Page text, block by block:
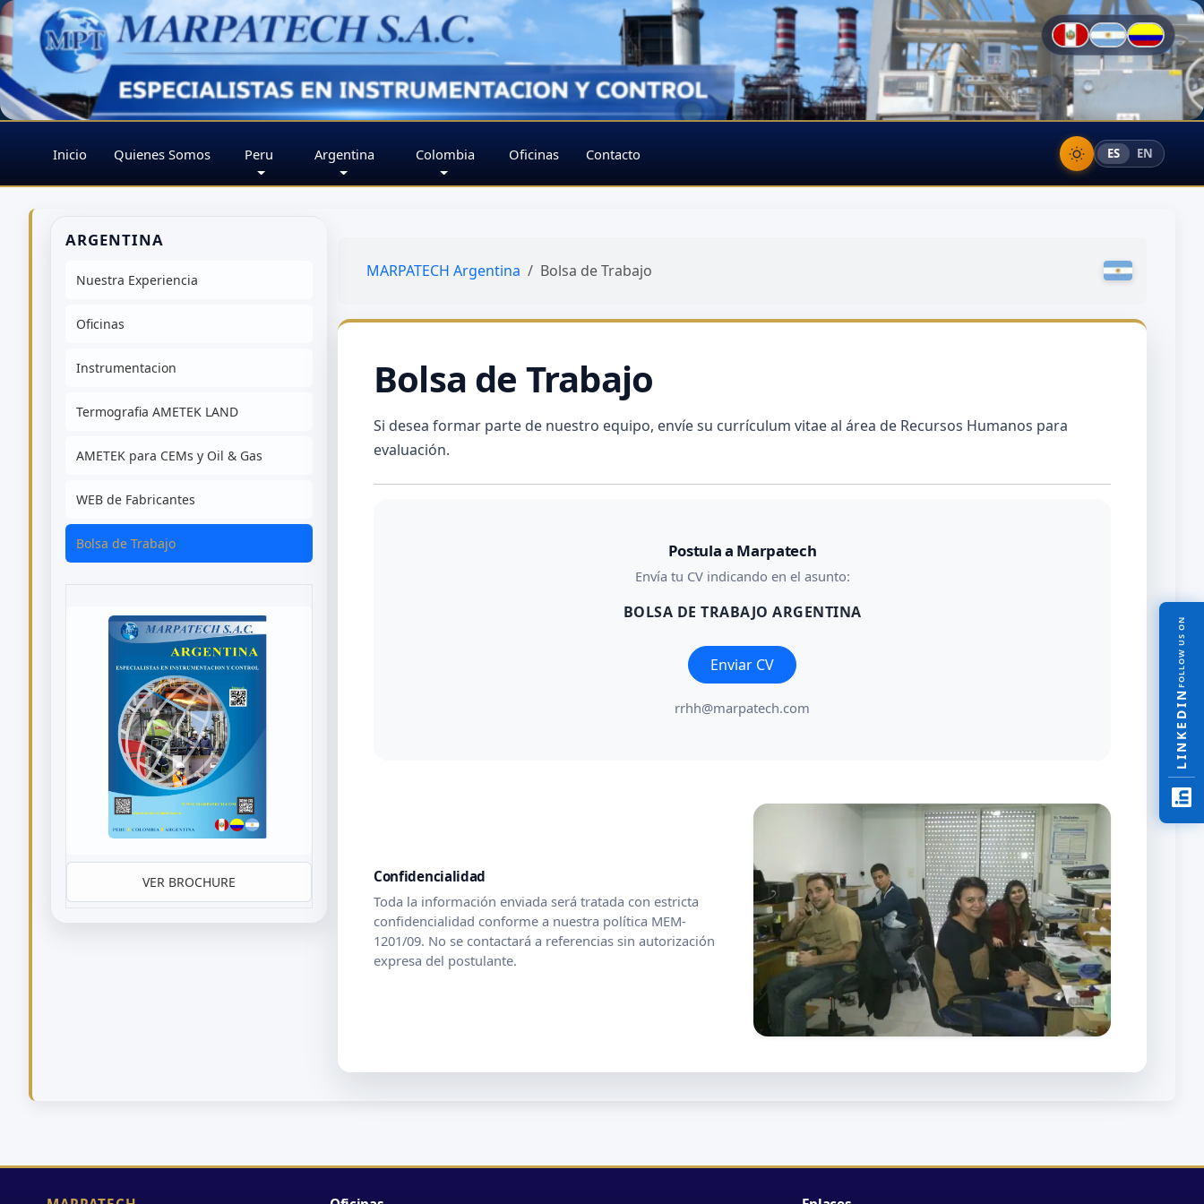
FOLLOW US ON
LINKEDIN
Inicio Quienes Somos Peru Argentina Colombia Oficinas Contacto ES EN
ARGENTINA
Nuestra Experiencia
Oficinas
Instrumentacion
Termografia AMETEK LAND
AMETEK para CEMs y Oil & Gas
WEB de Fabricantes
Bolsa de Trabajo
VER BROCHURE
MARPATECH Argentina Bolsa de Trabajo
Bolsa de Trabajo
Si desea formar parte de nuestro equipo, envíe su currículum vitae al área de Recursos Humanos para
evaluación.
Postula a Marpatech
Envía tu CV indicando en el asunto:
BOLSA DE TRABAJO ARGENTINA
Enviar CV
rrhh@marpatech.com
Confidencialidad
Toda la información enviada será tratada con estricta
confidencialidad conforme a nuestra política MEM-
1201/09. No se contactará a referencias sin autorización
expresa del postulante.